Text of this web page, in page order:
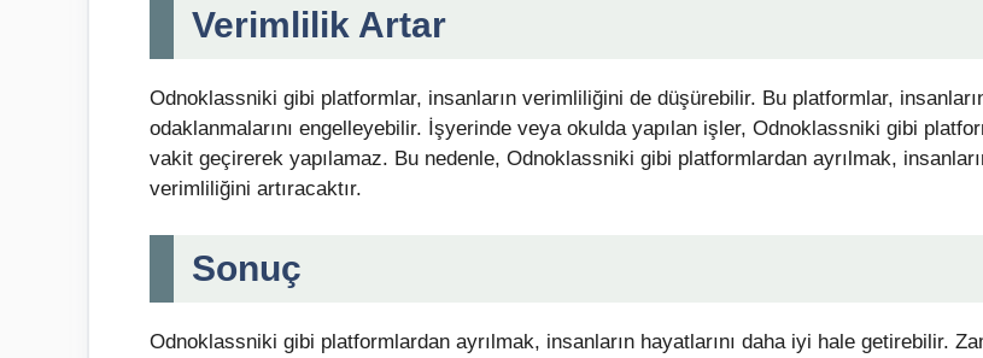
Verimlilik Artar
Odnoklassniki gibi platformlar, insanların verimliliğini de düşürebilir. Bu platformlar,
odaklanmalarını engelleyebilir. İşyerinde veya okulda yapılan işler, Odnoklassniki gibi
vakit geçirerek yapılamaz. Bu nedenle, Odnoklassniki gibi platformlardan ayrılmak,
verimliliğini artıracaktır.
Sonuç
Odnoklassniki gibi platformlardan ayrılmak, insanların hayatlarını daha iyi hale getirebilir.